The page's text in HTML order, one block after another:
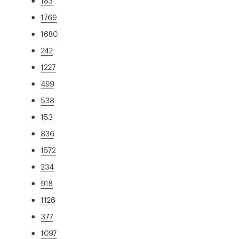
1769
1680
242
1227
499
538
153
836
1572
234
918
1126
377
1097